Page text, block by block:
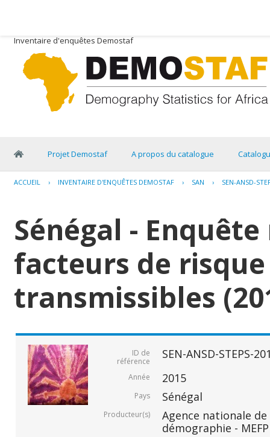
Inventaire d'enquêtes Demostaf
Projet Demostaf A propos du catalogue
ACCUEIL › INVENTAIRE D'ENQUÊTES DEMOSTAF › SAN › SEN-ANSD-
Sénégal -
facteurs de
transmissibles
ID de
référence
SEN-ANSD-STEPS-
Année 2015
Pays Sénégal
Producteur(s)
Agence nationale
démographie - MEFP